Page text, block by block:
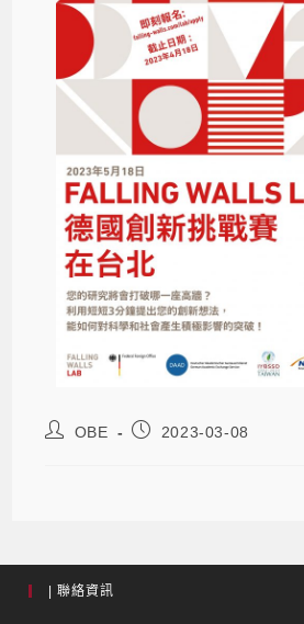
OBE 2023-03-08
| 聯絡資訊